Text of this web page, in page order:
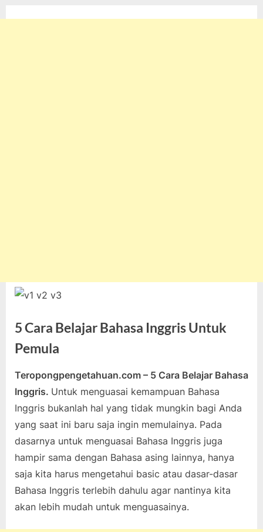
5 Cara Belajar Bahasa Inggris Untuk
Pemula
Posted
on
Januari
4,
2022
komentar pada
5
Cara
Belajar
Untuk
Pemula
Teropongpengetahuan.com – 5 Cara Belajar Bahasa
Inggris. Untuk menguasai kemampuan Bahasa
Inggris bukanlah hal yang tidak mungkin bagi Anda
yang saat ini baru saja ingin memulainya. Pada
dasarnya untuk menguasai Bahasa Inggris juga
hampir sama dengan Bahasa asing lainnya, hanya
saja kita harus mengetahui basic atau dasar-dasar
Bahasa Inggris terlebih dahulu agar nantinya kita
akan lebih mudah untuk menguasainya.